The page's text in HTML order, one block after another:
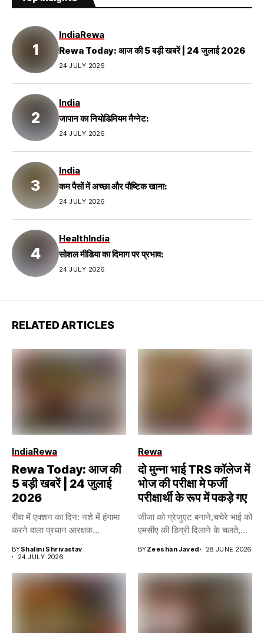
IndiaRewa
Rewa Today: आज की 5 बड़ी खबरें | 24 जुलाई 2026
24 JULY 2026
India
जापान का नियोडिमियम मैग्नेट:
24 JULY 2026
India
कम पैसों में अच्छा और पौष्टिक खाना:
24 JULY 2026
HealthIndia
सोशल मीडिया का दिमाग पर प्रभाव:
24 JULY 2026
RELATED ARTICLES
IndiaRewa
Rewa Today: आज की
5 बड़ी खबरें | 24 जुलाई
2026
रीवा में एक्शन का दिन: नशे में हंगामा
करने वाला प्रधान आरक्षक...
BYShalini Shrivastav
24 JULY 2026
Rewa
दो मुन्ना भाई TRS कॉलेज में
भोज की परीक्षा मे फर्जी
परीक्षार्थी के रूप में पकड़े गए
जीजा को ग्रेजुएट बनाने,चचेरे भाई को
एमसीए की डिग्री दिलाने के चलते,...
BYZeeshan Javed 28 JUNE 2026